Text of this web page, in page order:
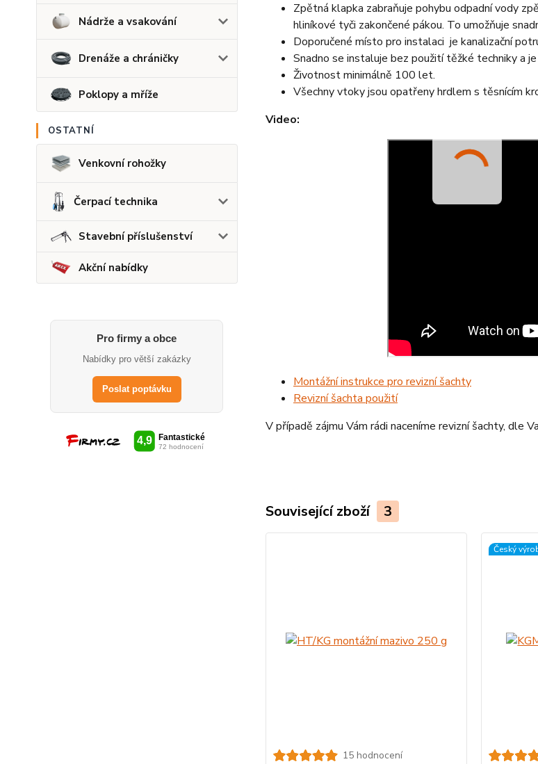
Nádrže a vsakování
Drenáže a chráničky
Poklopy a mříže
OSTATNÍ
Venkovní rohožky
Čerpací technika
Stavební příslušenství
Akční nabídky
Pro firmy a obce
Nabídky pro větší zakázky
Poslat poptávku
Zpětná klapka zabraňuje pohybu odpadní vody
hliníkové tyči zakončené pákou. To umožňuje
Doporučené místo pro instalaci je kanalizační
Snadno se instaluje bez použití těžké techniky a
Životnost minimálně 100 let.
Všechny vtoky jsou opatřeny hrdlem s těsnícím
Video:
Montážní instrukce pro revizní šachty
Revizní šachta použití
V případě zájmu Vám rádi naceníme revizní šachty, dle
Související zboží 3
15 hodnocení
Český